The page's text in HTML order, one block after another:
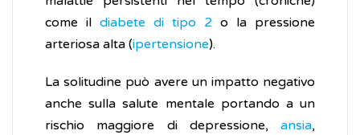
come il diabete di tipo 2 o la pressione
arteriosa alta (ipertensione).
La solitudine può avere un impatto negativo
anche sulla salute mentale portando a un
rischio maggiore di depressione, ansia,